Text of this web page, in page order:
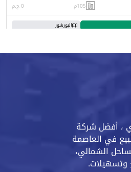
105م 0 ج.م
البورشور
، أفضل شركة
في العاصمة
الشمالي،
وتسهيلات.